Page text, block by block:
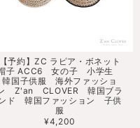
【予約】ZC ラピア・ボネット
子 ACC6 女の子 小学生
韓国子供服 海外ファッショ
Z'an CLOVER 韓国ブラ
ド 韓国ファッション 子供
服
¥4,200